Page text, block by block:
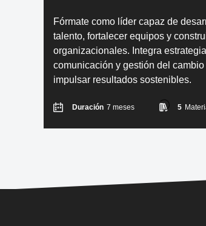
Fórmate como líder capaz de
talento, fortalecer equipos y
organizacionales. Integra
comunicación y gestión del cambio
impulsar resultados sostenibles.
Duración 7 meses 5